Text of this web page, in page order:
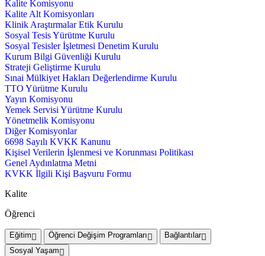
Kalite Komisyonu
Kalite Alt Komisyonları
Klinik Araştırmalar Etik Kurulu
Sosyal Tesis Yürütme Kurulu
Sosyal Tesisler İşletmesi Denetim Kurulu
Kurum Bilgi Güvenliği Kurulu
Strateji Geliştirme Kurulu
Sınai Mülkiyet Hakları Değerlendirme Kurulu
TTO Yürütme Kurulu
Yayın Komisyonu
Yemek Servisi Yürütme Kurulu
Yönetmelik Komisyonu
Diğer Komisyonlar
6698 Sayılı KVKK Kanunu
Kişisel Verilerin İşlenmesi ve Korunması Politikası
Genel Aydınlatma Metni
KVKK İlgili Kişi Başvuru Formu
Kalite
Öğrenci
Eğitim Öğrenci Değişim Programları
Bağlantılar
Sosyal Yaşam